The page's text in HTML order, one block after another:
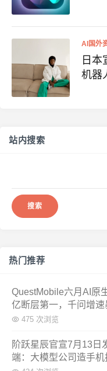
AI国外
日本
机器
站内搜索
热门推荐
QuestMobile六月AI原
亿断层第一，千问增
475 次浏览
阶跃星辰官宣7月13日
端：大模型公司造手机